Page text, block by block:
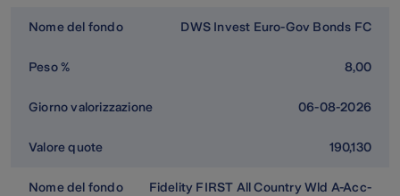
DWS Invest Euro-Gov Bonds FC
8,00
06-08-2026
190,130
Fidelity FIRST All Country Wld A-Acc-